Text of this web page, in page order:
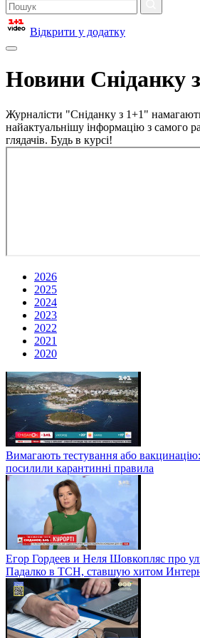
Відкрити у додатку
Новини Сніданку
Журналісти "Сніданку з 1+1"
найактуальнішу інформацію з самого
глядачів. Будь в курсі!
2026
2025
2024
2023
2022
2021
2020
Вимагають тестування або вакцинацію:
посилили карантинні правила
Егор Гордеев и Неля Шовкопляс про
Падалко в ТСН, ставшую хитом